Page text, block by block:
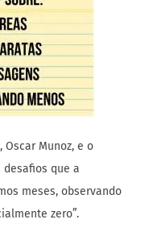
Oscar Munoz, e o
que a
meses, observando
zero”.